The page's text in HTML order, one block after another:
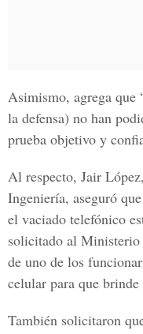
Asimismo, agrega que
la defensa) no han
prueba objetivo y
Al respecto, Jair
Ingeniería, aseguró
el vaciado telefónico
solicitado al Ministerio
de uno de los
celular para que
También solicitaron